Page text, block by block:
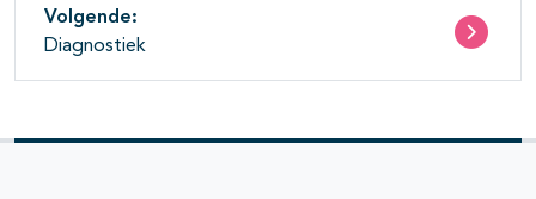
Volgende:
Diagnostiek